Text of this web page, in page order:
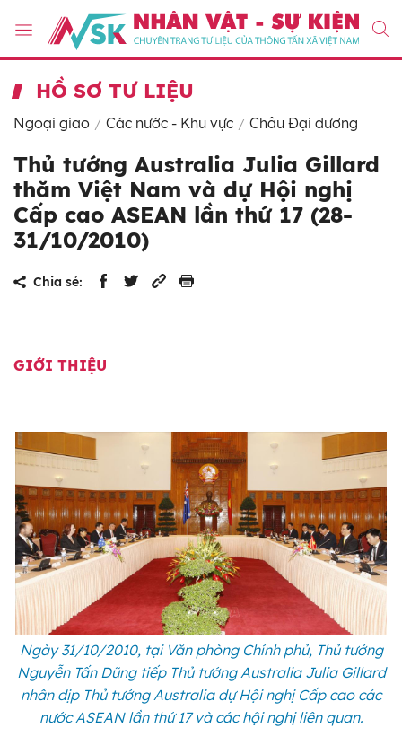
HỒ SƠ TƯ LIỆU
Ngoại giao Các nước - Khu vực Châu Đại dương
Thủ tướng Australia Julia Gillard
thăm Việt Nam và dự Hội nghị
Cấp cao ASEAN lần thứ 17 (28-
31/10/2010)
Chia sẻ:
GIỚI THIỆU
Ngày 31/10/2010, tại Văn phòng Chính phủ, Thủ tướng
Nguyễn Tấn Dũng tiếp Thủ tướng Australia Julia Gillard
nhân dịp Thủ tướng Australia dự Hội nghị Cấp cao các
nước ASEAN lần thứ 17 và các hội nghị liên quan.